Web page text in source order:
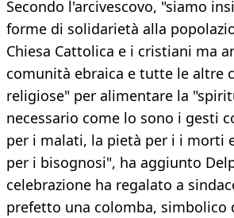
Secondo l'arcivescovo, "siamo
forme di solidarietà alla
Chiesa Cattolica e i cristiani ma
comunità ebraica e tutte le altre
religiose" per alimentare la
necessario come lo sono i gesti
per i malati, la pietà per i i morti
per i bisognosi", ha aggiunto
celebrazione ha regalato a
prefetto una colomba, simbolico